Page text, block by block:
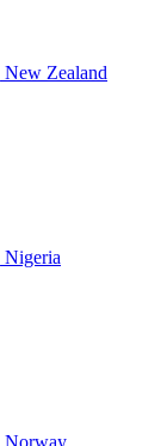
New Zealand
Nigeria
Norway